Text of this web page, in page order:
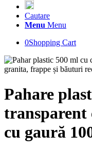
Cautare
Menu Menu
0Shopping Cart
Pahare
transparent
cu gaură